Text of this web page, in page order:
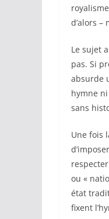
d’alors –
Le sujet
pas. Si
absurde
hymne
sans
Une fois
ou «
état
fixent